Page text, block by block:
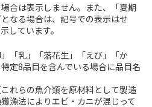
合は表示しません。また、「夏期
なる場合は、記号での表示はせ
しています。
「乳」「落花生」「えび」「か
定8品目を含んでいる場合に品目名
れらの魚介類を原材料として製造
漁法によりエビ・カニが混じって